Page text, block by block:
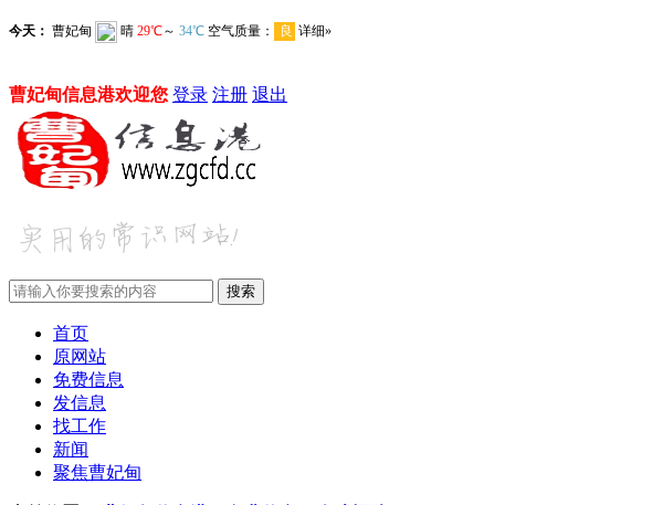
曹妃甸信息港欢迎您 登录 注册 退出
首页
原网站
免费信息
发信息
找工作
新闻
聚焦曹妃甸